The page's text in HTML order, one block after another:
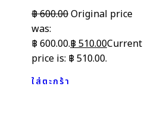
฿600.00Original price
was:
฿ 600.00.฿510.00Current
price is: ฿ 510.00.
ใส่ตะกร้า